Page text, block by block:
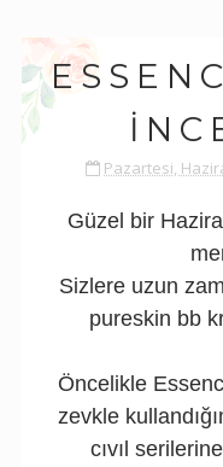
Pazartesi,
Güzel bir
Sizlere uzun
pureskin bb
Öncelikle
zevkle
cıvıl